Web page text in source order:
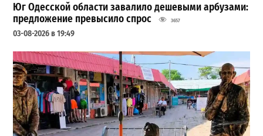
Юг Одесской области завалило дешевыми арбузами:
предложение превысило спрос
3657
03-08-2026 в 19:49